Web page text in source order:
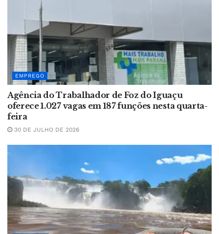
EMPREGO
Agência do Trabalhador de Foz do Iguaçu
oferece 1.027 vagas em 187 funções nesta quarta-
feira
30 DE JULHO DE 2026